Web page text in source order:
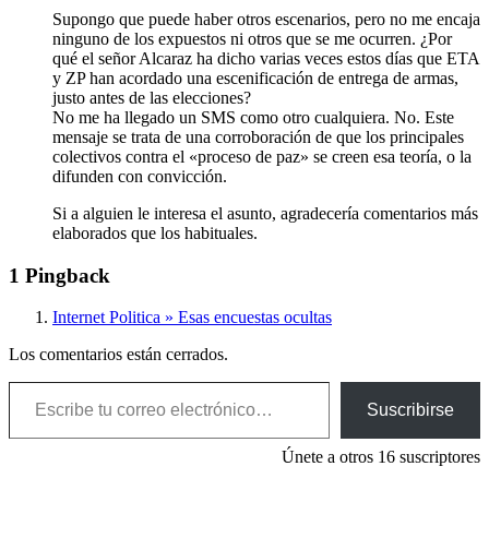
Supongo que puede haber otros escenarios, pero no me encaja
ninguno de los expuestos ni otros que se me ocurren. ¿Por
qué el señor Alcaraz ha dicho varias veces estos días que ETA
y ZP han acordado una escenificación de entrega de armas,
justo antes de las elecciones?
No me ha llegado un SMS como otro cualquiera. No. Este
mensaje se trata de una corroboración de que los principales
colectivos contra el «proceso de paz» se creen esa teoría, o la
difunden con convicción.
Si a alguien le interesa el asunto, agradecería comentarios más
elaborados que los habituales.
1 Pingback
Internet Politica » Esas encuestas ocultas
Los comentarios están cerrados.
Escribe tu correo electrónico…
Suscribirse
Únete a otros 16 suscriptores